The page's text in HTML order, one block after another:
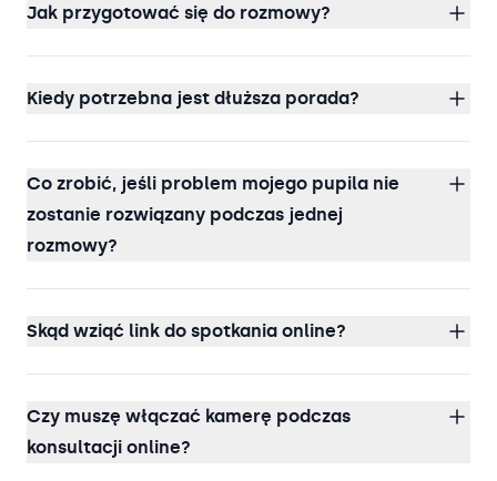
Jak przygotować się do rozmowy?
Kiedy potrzebna jest dłuższa porada?
Co zrobić, jeśli problem mojego pupila nie
zostanie rozwiązany podczas jednej
rozmowy?
Skąd wziąć link do spotkania online?
Czy muszę włączać kamerę podczas
konsultacji online?